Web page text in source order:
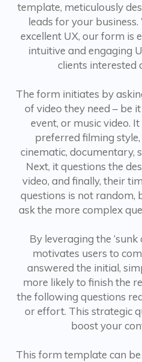
template, meticulously
leads for your
excellent UX, our form is
intuitive and engaging
clients interested
The form initiates by
of video they need – be
event, or music video.
preferred filming
cinematic, documentary,
Next, it questions the
video, and finally, their
questions is not random,
ask the more complex
By leveraging the
motivates users to
answered the initial,
more likely to finish the
the following questions
or effort. This strategic
boost your
This form template can